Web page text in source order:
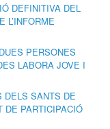
DEFINITIVA DEL
L’INFORME
PERSONES
LABORA JOVE I
DELS SANTS DE
DE PARTICIPACIÓ